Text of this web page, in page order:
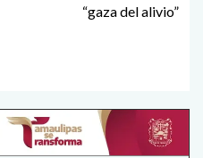
“gaza del alivio”